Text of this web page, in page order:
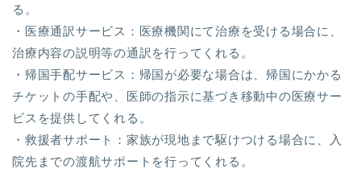
る。
・医療通訳サービス：医療機関にて治療を受ける場合に、
治療内容の説明等の通訳を行ってくれる。
・帰国手配サービス：帰国が必要な場合は、帰国にかかる
チケットの手配や、医師の指示に基づき移動中の医療サー
ビスを提供してくれる。
・救援者サポート：家族が現地まで駆けつける場合に、入
院先までの渡航サポートを行ってくれる。